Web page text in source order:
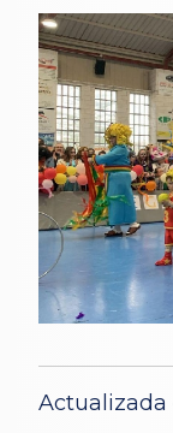
Actualizada